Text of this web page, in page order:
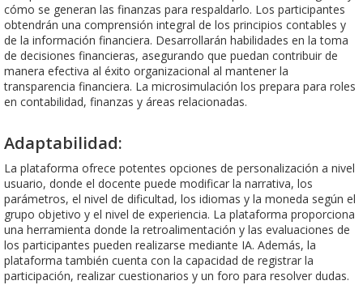
cómo se generan las finanzas para respaldarlo. Los participantes
obtendrán una comprensión integral de los principios contables y
de la información financiera. Desarrollarán habilidades en la toma
de decisiones financieras, asegurando que puedan contribuir de
manera efectiva al éxito organizacional al mantener la
transparencia financiera. La microsimulación los prepara para roles
en contabilidad, finanzas y áreas relacionadas.
Adaptabilidad:
La plataforma ofrece potentes opciones de personalización a nivel
usuario, donde el docente puede modificar la narrativa, los
parámetros, el nivel de dificultad, los idiomas y la moneda según el
grupo objetivo y el nivel de experiencia. La plataforma proporciona
una herramienta donde la retroalimentación y las evaluaciones de
los participantes pueden realizarse mediante IA. Además, la
plataforma también cuenta con la capacidad de registrar la
participación, realizar cuestionarios y un foro para resolver dudas.